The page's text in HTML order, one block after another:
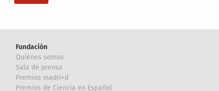
Fundación
Quiénes somos
Sala de prensa
Premios madri+d
Premios de Ciencia en Español